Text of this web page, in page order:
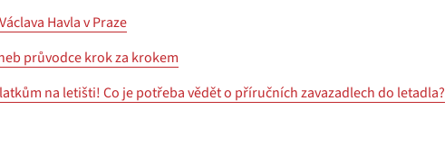
Havla v Praze
průvodce krok za krokem
na letišti! Co je potřeba vědět o příručních zavazadlech do letadla?